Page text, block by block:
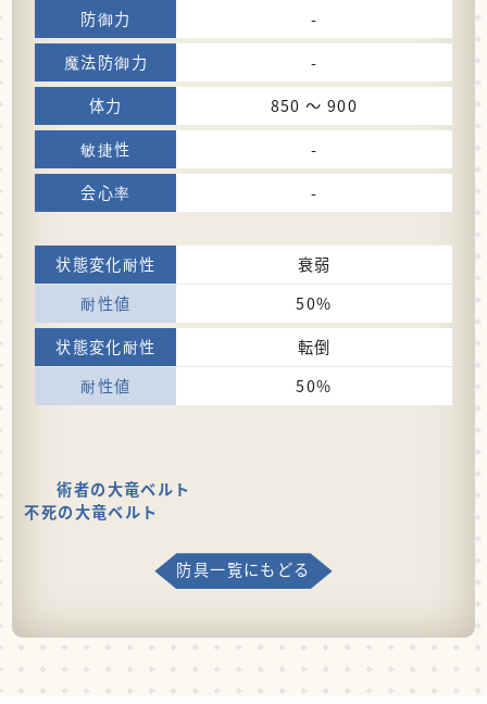
-
-
850 〜 900
-
-
衰弱
50%
転倒
50%
術者の大竜ベルト
不死の大竜ベルト
防具一覧にもどる